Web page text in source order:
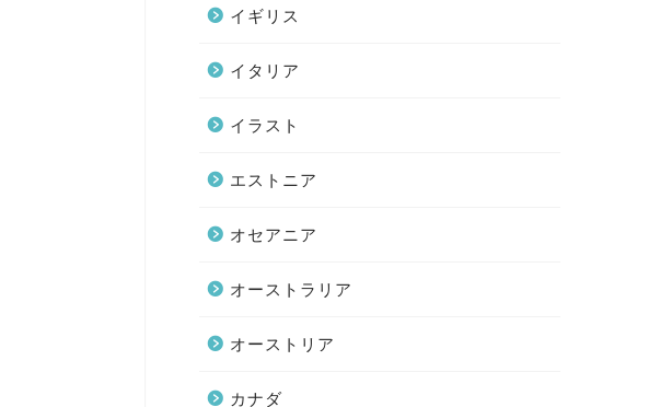
イギリス
イタリア
イラスト
エストニア
オセアニア
オーストラリア
オーストリア
カナダ